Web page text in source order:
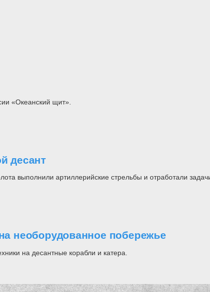
«Океанский щит».
десант
выполнили артиллерийские стрельбы и отработали
необорудованное побережье
на десантные корабли и катера.